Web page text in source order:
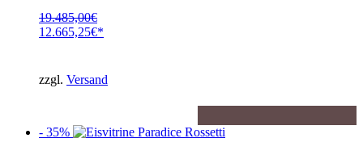
19.485,00€
Ursprünglicher
19.485,00€
12.665,25€
ist:
12.665,25€.
zzgl. Versand
- 35%